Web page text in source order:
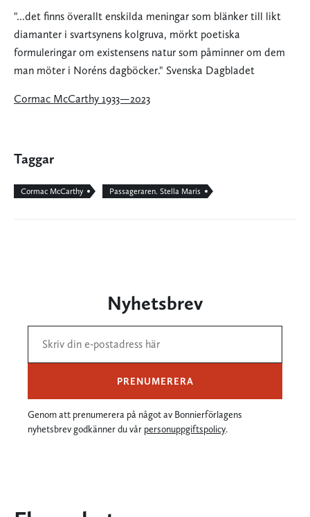
"...det finns överallt enskilda meningar som blänker till likt
diamanter i svartsynens kolgruva, mörkt poetiska
formuleringar om existensens natur som påminner om dem
man möter i Noréns dagböcker." Svenska Dagbladet
Cormac McCarthy 1933—2023
Taggar
Cormac McCarthy Passageraren. Stella Maris
Nyhetsbrev
PRENUMERERA
Genom att prenumerera på något av Bonnierförlagens
nyhetsbrev godkänner du vår personuppgiftspolicy.